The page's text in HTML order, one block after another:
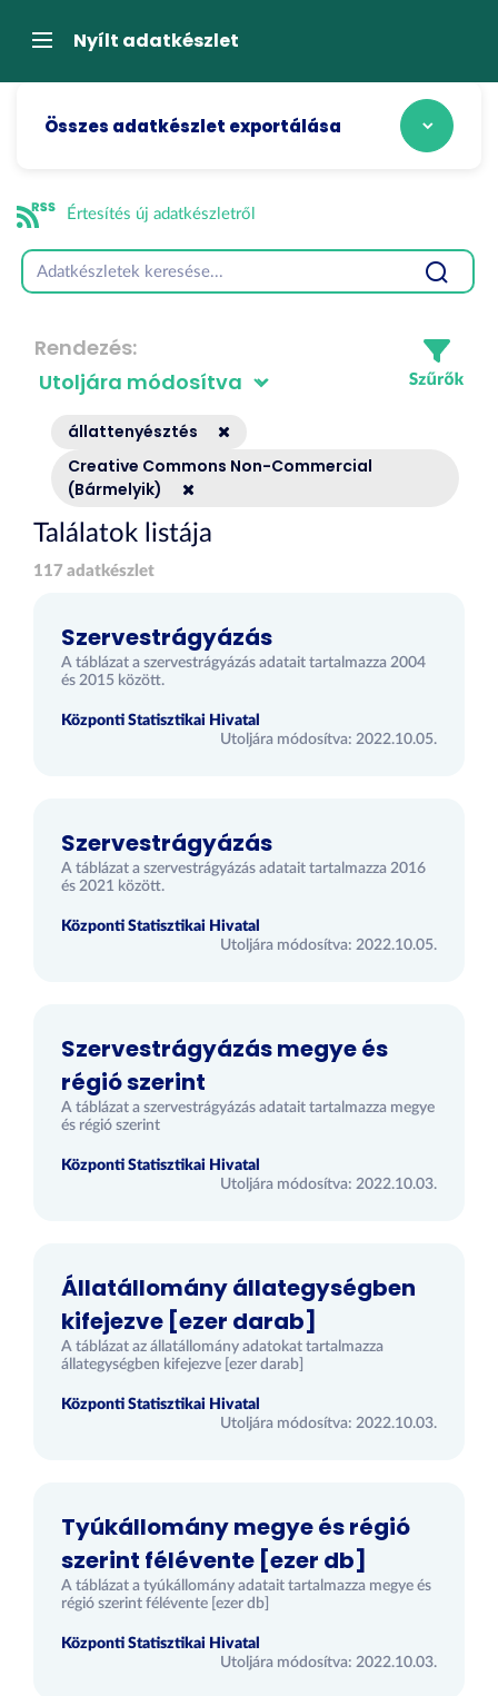
átugrásaNavigációNyílt adatkészlet
Összes adatkészlet exportálása
Értesítés új adatkészletről
Rendezés
állattenyésztés
Creative Commons Non-Commercial
(Bármelyik)
Találatok listája
117 adatkészlet
Szervestrágyázás
A táblázat a szervestrágyázás adatait tartalmazza 2004
és 2015 között.
Központi Statisztikai Hivatal
Utoljára módosítva: 2022.10.05.
Szervestrágyázás
A táblázat a szervestrágyázás adatait tartalmazza 2016
és 2021 között.
Központi Statisztikai Hivatal
Utoljára módosítva: 2022.10.05.
Szervestrágyázás megye és
régió szerint
A táblázat a szervestrágyázás adatait tartalmazza megye
és régió szerint
Központi Statisztikai Hivatal
Utoljára módosítva: 2022.10.03.
Állatállomány állategységben
kifejezve [ezer darab]
A táblázat az állatállomány adatokat tartalmazza
állategységben kifejezve [ezer darab]
Központi Statisztikai Hivatal
Utoljára módosítva: 2022.10.03.
Tyúkállomány megye és régió
szerint félévente [ezer db]
A táblázat a tyúkállomány adatait tartalmazza megye és
régió szerint félévente [ezer db]
Központi Statisztikai Hivatal
Utoljára módosítva: 2022.10.03.